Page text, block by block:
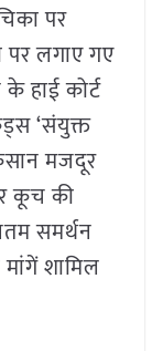
पर
लगाए गए
हाई कोर्ट
‘संयुक्त
मजदूर
कूच की
समर्थन
शामिल